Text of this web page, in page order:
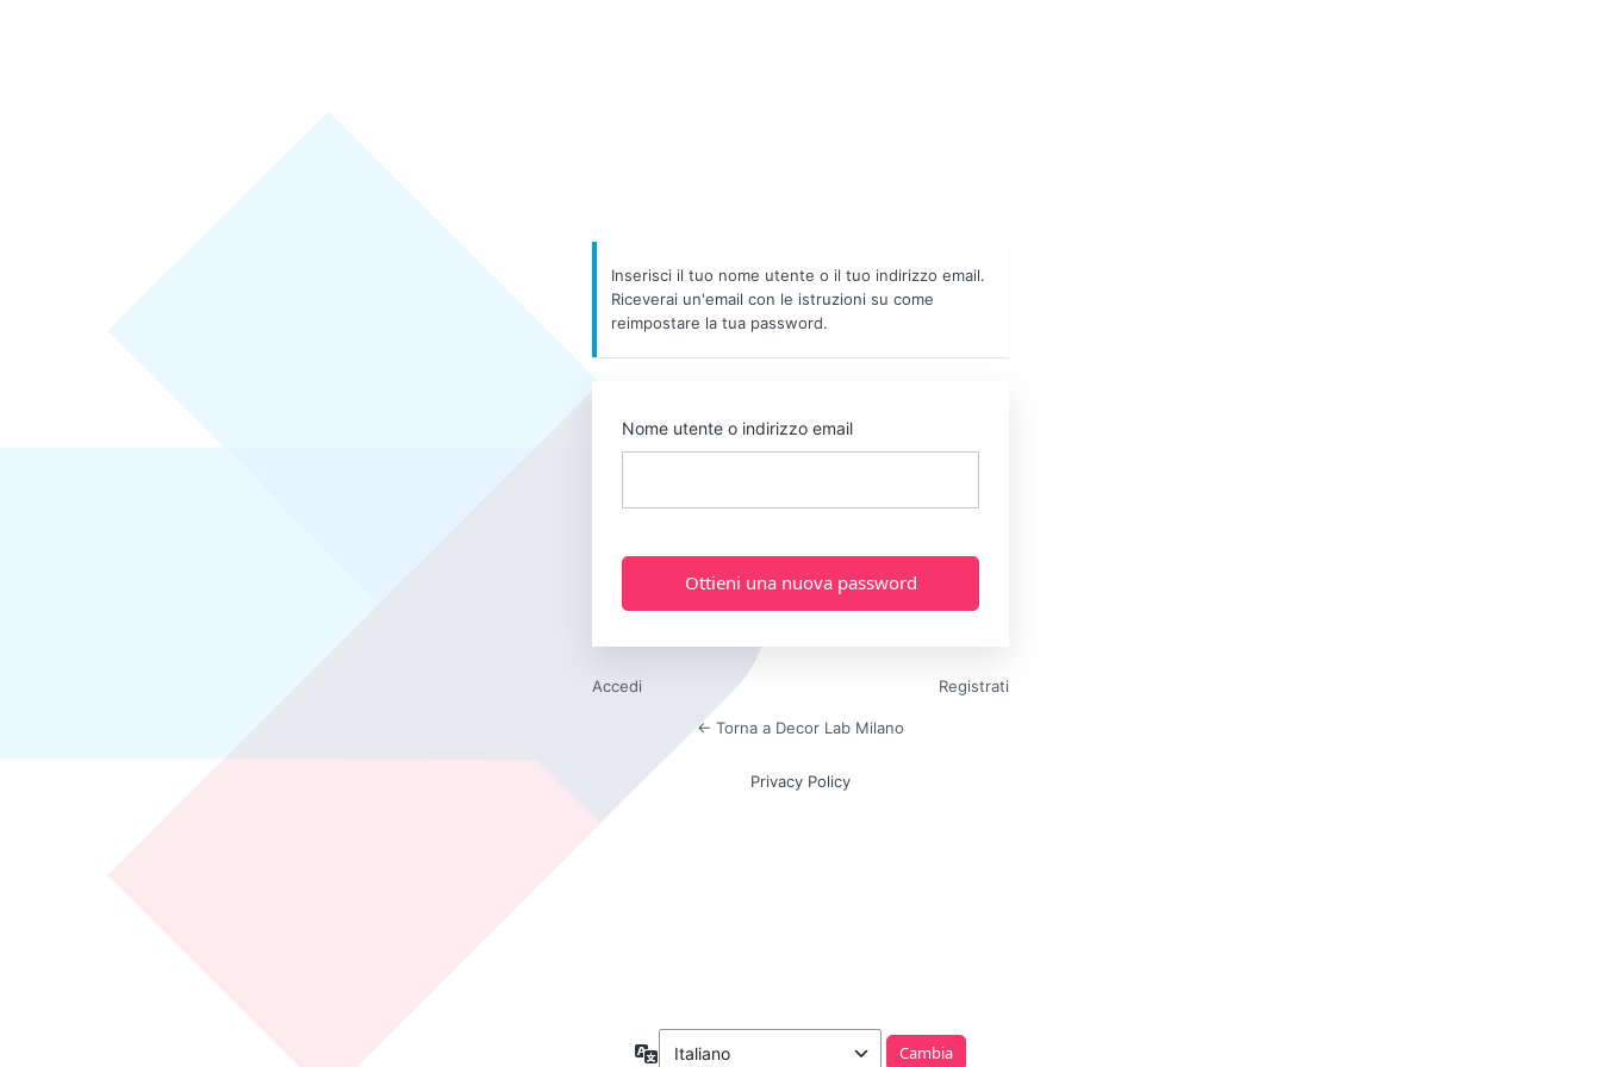
Inserisci il tuo nome utente o il tuo indirizzo email.
Riceverai un'email con le istruzioni su come
reimpostare la tua password.
Nome utente o indirizzo email
Accedi Registrati
← Torna a Decor Lab Milano
Privacy Policy
Lingua